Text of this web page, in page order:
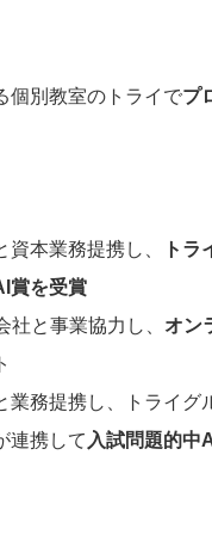
個別教室のトライでプ
本業務提携し、
トラ
賞を受賞
と事業協力し、 オン
業務提携し、トライグ
連携して 入試問題的中